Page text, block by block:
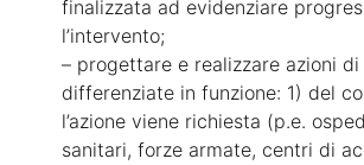
finalizzata ad evidenziare
l’intervento;
– progettare e realizzare azioni di
differenziate in funzione: 1) del
l’azione viene richiesta (p.e.
sanitari, forze armate, centri di